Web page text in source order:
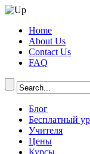
Home
About Us
Contact Us
FAQ
Блог
Бесплатный
Учителя
Цены
Курсы